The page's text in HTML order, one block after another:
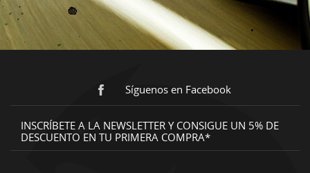
Síguenos en Facebook
INSCRÍBETE A LA NEWSLETTER Y CONSIGUE UN 5% DE
DESCUENTO EN TU PRIMERA COMPRA*